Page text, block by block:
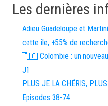
Les dernières
Adieu Guadeloupe et
cette île, +55% de
🇨🇴 Colombie : un
J1
PLUS JE LA CHÉRIS,
Episodes 38-74